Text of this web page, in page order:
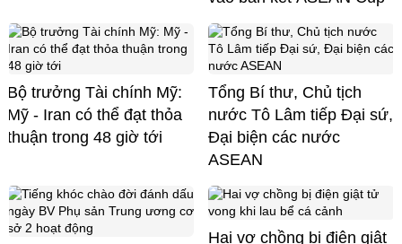
Bộ trưởng Tài chính Mỹ:
Mỹ - Iran có thể đạt thỏa
thuận trong 48 giờ tới
Tổng Bí thư, Chủ tịch
nước Tô Lâm tiếp Đại sứ,
Đại biện các nước
ASEAN
Hai vợ chồng bị điện giật